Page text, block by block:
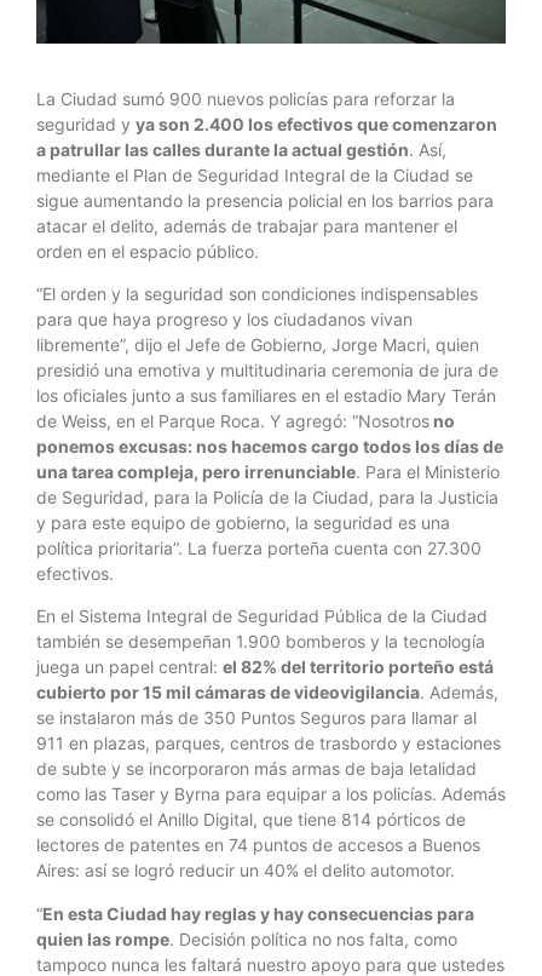
La Ciudad sumó 900 nuevos policías para reforzar la
seguridad y ya son 2.400 los efectivos que comenzaron
a patrullar las calles durante la actual gestión. Así,
mediante el Plan de Seguridad Integral de la Ciudad se
sigue aumentando la presencia policial en los barrios para
atacar el delito, además de trabajar para mantener el
orden en el espacio público.
“El orden y la seguridad son condiciones indispensables
para que haya progreso y los ciudadanos vivan
libremente”, dijo el Jefe de Gobierno, Jorge Macri, quien
presidió una emotiva y multitudinaria ceremonia de jura de
los oficiales junto a sus familiares en el estadio Mary Terán
de Weiss, en el Parque Roca. Y agregó: “Nosotros no
ponemos excusas: nos hacemos cargo todos los días de
una tarea compleja, pero irrenunciable. Para el Ministerio
de Seguridad, para la Policía de la Ciudad, para la Justicia
y para este equipo de gobierno, la seguridad es una
política prioritaria”. La fuerza porteña cuenta con 27.300
efectivos.
En el Sistema Integral de Seguridad Pública de la Ciudad
también se desempeñan 1.900 bomberos y la tecnología
juega un papel central: el 82% del territorio porteño está
cubierto por 15 mil cámaras de videovigilancia. Además,
se instalaron más de 350 Puntos Seguros para llamar al
911 en plazas, parques, centros de trasbordo y estaciones
de subte y se incorporaron más armas de baja letalidad
como las Taser y Byrna para equipar a los policías. Además
se consolidó el Anillo Digital, que tiene 814 pórticos de
lectores de patentes en 74 puntos de accesos a Buenos
Aires: así se logró reducir un 40% el delito automotor.
“En esta Ciudad hay reglas y hay consecuencias para
quien las rompe. Decisión política no nos falta, como
tampoco nunca les faltará nuestro apoyo para que ustedes